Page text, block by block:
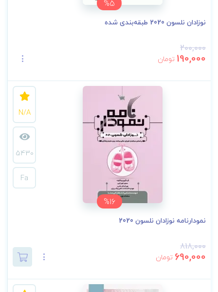
%5
نوزادان نلسون 2020 طبقه‌بندی شده
200,000
190,000 تومان
%16
N/A
5430
Fa
نمودارنامه نوزادان نلسون 2020
818,000
690,000 تومان